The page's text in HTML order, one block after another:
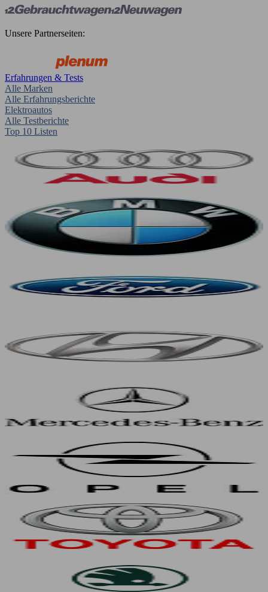
Unsere Partnerseiten:
Erfahrungen & Tests
Alle Marken
Alle Erfahrungsberichte
Elektroautos
Alle Testberichte
Top 10 Listen